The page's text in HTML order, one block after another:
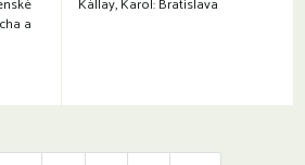
a
Kállay, Karol: Bratislava